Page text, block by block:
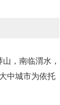
，南临渭水，
中城市为依托